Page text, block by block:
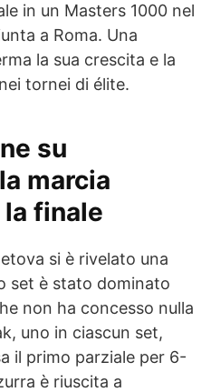
in un Masters 1000 nel
a Roma. Una
la sua crescita e la
tornei di élite.
su
marcia
finale
si è rivelato una
set è stato dominato
non ha concesso nulla
uno in ciascun set,
il primo parziale per 6-
è riuscita a